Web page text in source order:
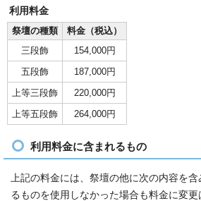
利用料金
祭壇の種類
料金（税込）
三段飾
154,000円
五段飾
187,000円
上等三段飾
220,000円
上等五段飾
264,000円
利用料金に含まれるもの
上記の料金には、祭壇の他に次の内容を
るものを使用しなかった場合も料金に変更